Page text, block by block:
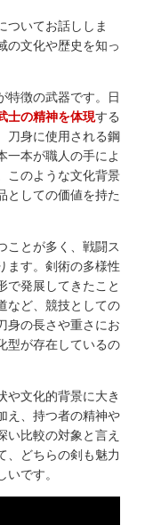
ついてお話ししま
の文化や歴史を知っ
特徴の武器です。日
士の精神を体現する
刀身に使用される鋼
一本が職人の手によ
このような文化背景
としての価値を持た
ことが多く、戦闘ス
ます。剣術の多様性
で発展してきたこと
など、競技としての
身の長さや重さにお
型が存在しているの
や文化的背景に大き
え、持つ者の精神や
い比較の対象と言え
、どちらの剣も魅力
です。